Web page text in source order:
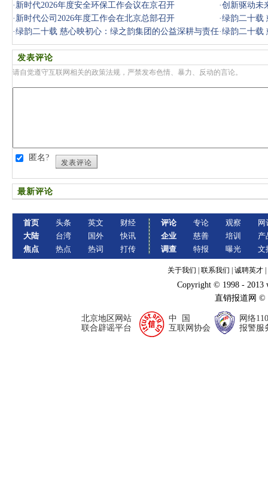
· 新时代2026年度安全环保工作会议在京召开 ·创新驱动未
· 新时代公司2026年度工作会在北京总部召开 ·绿韵二十载
远行
·绿韵二十载 慈心映初心：绿之韵集团的公益深耕与责任
远行
·绿韵二十载
远行
发表评论
请自觉遵守互联网相关的政策法规，严禁发布色情、暴力、反动的言论。
匿名?
发表评论
最新评论
首页
大陆
焦点
头条
台湾
热点
英文
国外
热词
财经
快讯
打传
评论
企业
调查
专论
慈善
特报
观察
培训
曝光
网
产
文
关于我们 联系我们 诚聘英才
Copyright © 1998 - 2013
直销报道网
北京地区网站
联合辟谣平台
中 国
互联网协会
网络110
报警服